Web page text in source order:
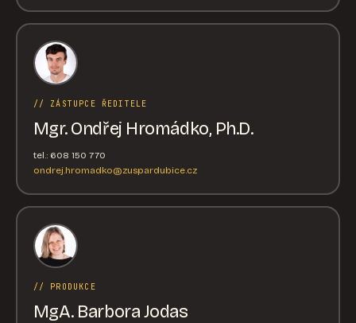
// ZÁSTUPCE ŘEDITELE
Mgr. Ondřej Hromádko, Ph.D.
tel.: 608 150 770
ondrej.hromadko@zuspardubice.cz
// PRODUKCE
MgA. Barbora Jodas